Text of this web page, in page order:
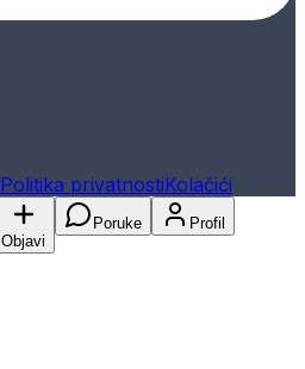
Politika privatnostiKolačići
Objavi
Poruke Profil